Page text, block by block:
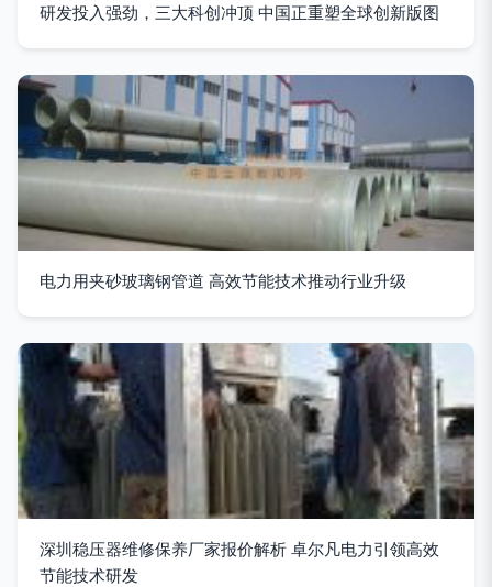
研发投入强劲，三大科创冲顶 中国正重塑全球创新版图
电力用夹砂玻璃钢管道 高效节能技术推动行业升级
深圳稳压器维修保养厂家报价解析 卓尔凡电力引领高效
节能技术研发